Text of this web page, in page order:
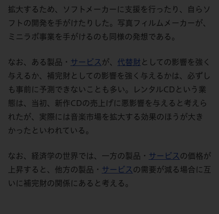
拡大するため、ソフトメーカーに支援を行ったり、自らソ
フトの開発を手がけたりした。写真フィルムメーカーが、
ミニラボ事業を手がけるのも同様の発想である。
なお、ある製品・ サービス が、 代替財 としての影響を強く
与えるか、補完財としての影響を強く与えるかは、必ずし
も事前に予測できないことも多い。レンタルCDという業
態は、当初、新作CDの売上げに悪影響を与えると考えら
れたが、実際には音楽市場を拡大する効果のほうが大き
かったといわれている。
なお、経済学の世界では、一方の製品・ サービス の価格が
上昇すると、他方の製品・ サービス の需要が減る場合に互
いに補完財の関係にあると考える。